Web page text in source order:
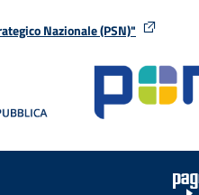
Nazionale (PSN)"
stessa finestra